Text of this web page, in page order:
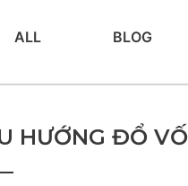
ALL BLOG
HƯỚNG ĐỔ